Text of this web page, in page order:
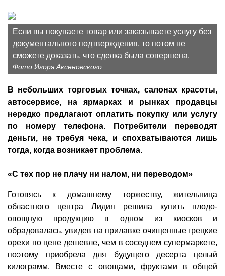
Если вы покупаете товар или заказываете услугу без
документального подтверждения, то потом не
сможете доказать, что сделка была совершена.
Фото Игоря Аксеновского
В небольших торговых точках, салонах красоты,
автосервисе, на ярмарках и рынках продавцы
нередко предлагают оплатить покупку или услугу
по номеру телефона. Потребители переводят
деньги, не требуя чека, и спохватываются лишь
тогда, когда возникает проблема.
«С тех пор не плачу ни налом, ни переводом»
Готовясь к домашнему торжеству, жительница
областного центра Лидия решила купить плодо­
овощную продукцию в одном из киосков и
обрадовалась, увидев на прилавке очищенные грецкие
орехи по цене дешевле, чем в соседнем супермаркете,
поэтому приобрела для будущего десерта целый
килограмм. Вместе с овощами, фруктами в общей